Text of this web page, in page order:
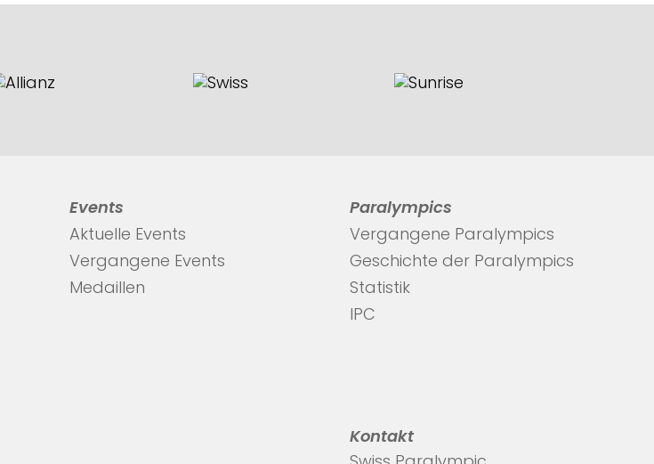
Events
Aktuelle Events
Vergangene Events
Medaillen
Paralympics
Vergangene Paralympics
Geschichte der Paralympics
Statistik
IPC
Kontakt